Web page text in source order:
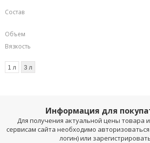
Состав
Объем
Вязкость
1 л 3 л
Информация для
Для получения актуальной цены товара
сервисам сайта необходимо авторизоваться
логин) или